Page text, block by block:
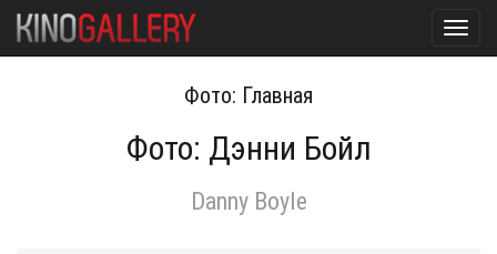
Фото: Главная
Фото: Дэнни Бойл
Danny Boyle